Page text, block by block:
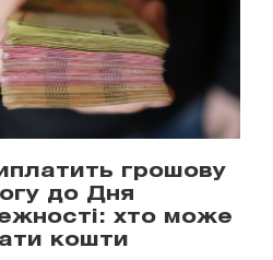
грошову
до Дня
хто може
кошти